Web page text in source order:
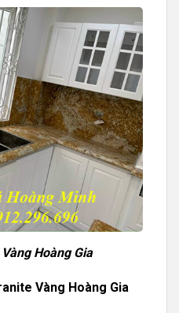
Hoàng Gia
Vàng Hoàng Gia